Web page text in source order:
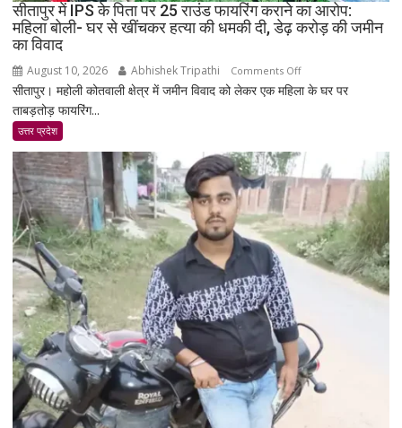
CGL
परीक्षा
कर
CBI
मांग
सीतापुर में IPS के पिता पर 25 राउंड फायरिंग कराने का आरोप:
महिला बोली- घर से खींचकर हत्या की धमकी दी, डेढ़ करोड़ की जमीन
का विवाद
August 10, 2026 Abhishek Tripathi Comments Offon
सीतापुर
के
पिता
पर
25
राउंड
फायरिंग
कराने
महिला
बोली-
घर
से
सीतापुर। महोली कोतवाली क्षेत्र में जमीन विवाद को लेकर एक महिला के घर पर
ताबड़तोड़ फायरिंग...
उत्तर प्रदेश